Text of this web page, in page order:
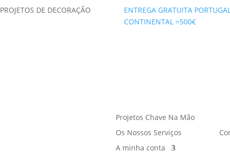
PROJETOS DE DECORAÇÃO
ENTREGA GRATUITA
CONTINENTAL >500€
Projetos Chave Na Mão
Os Nossos Serviços
A minha conta